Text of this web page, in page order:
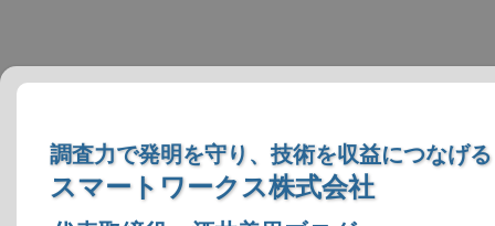
調査力で発明を守り、技術を収益につなげる
スマートワークス株式会社